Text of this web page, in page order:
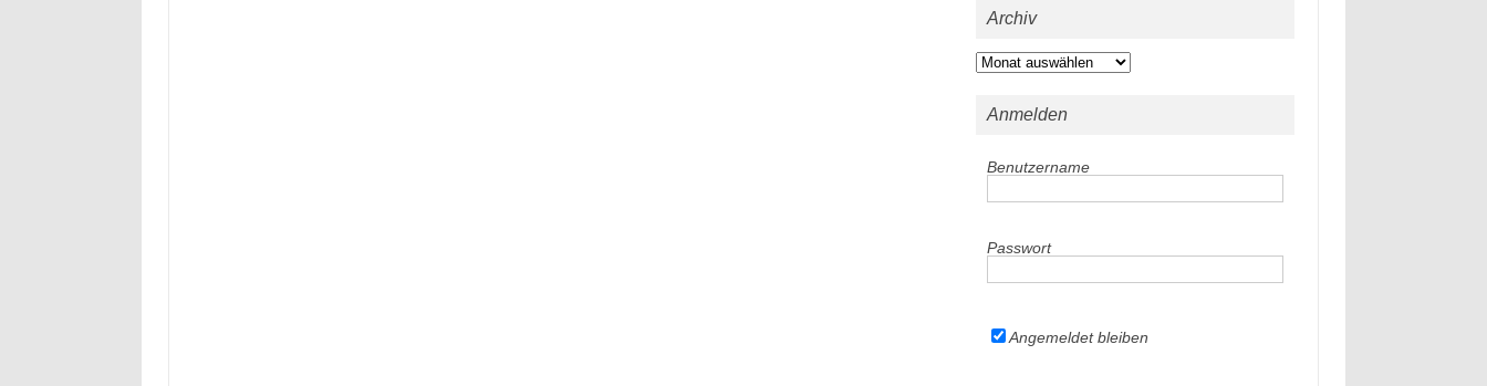
Archiv
Archiv
Anmelden
Benutzername
Passwort
Angemeldet bleiben